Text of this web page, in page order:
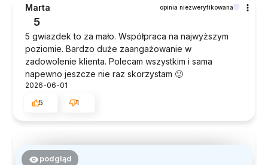
Marta opinia niezweryfikowana
5
5 gwiazdek to za mało. Współpraca na najwyższym
poziomie. Bardzo duże zaangażowanie w
zadowolenie klienta. Polecam wszystkim i sama
napewno jeszcze nie raz skorzystam 🙂
2026-06-01
5
1
podgląd